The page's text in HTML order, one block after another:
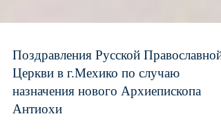
Поздравления Русской Православной